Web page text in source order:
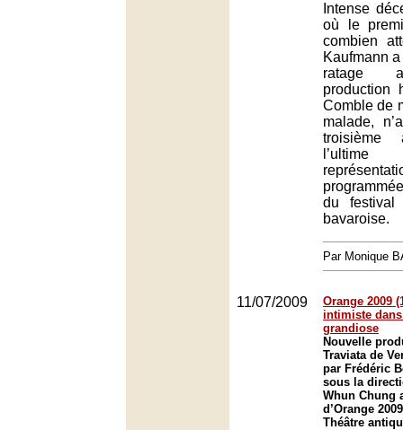
Intense
où le
combien
Kaufmann
ratage
production
Comble de
malade,
du
bavaroise.
Par Monique
11/07/2009
Orange 2009
intimiste
grandiose
Nouvelle
Traviata de
par Frédéric
sous la
Whun Chung
d’Orange
Théâtre